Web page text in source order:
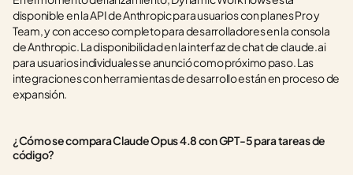
disponible en la API de Anthropic para usuarios con planes Pro y
Team, y con acceso completo para desarrolladores en la consola
de Anthropic. La disponibilidad en la interfaz de chat de claude.ai
para usuarios individuales se anunció como próximo paso. Las
integraciones con herramientas de desarrollo están en proceso de
expansión.
¿Cómo se compara Claude Opus 4.8 con GPT-5 para tareas de
código?